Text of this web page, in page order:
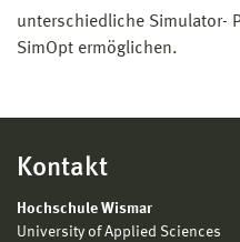
unterschiedliche Simulator-
SimOpt ermöglichen.
Kontakt
Hochschule Wismar
University of Applied Sciences